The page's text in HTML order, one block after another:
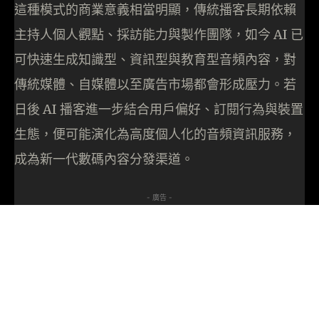
這種模式的商業意義相當明顯，傳統播客長期依賴
主持人個人觀點、採訪能力與製作團隊，如今 AI 已
可快速生成知識型、資訊型與教育型音頻內容，對
傳統媒體、自媒體以至廣告市場都會形成壓力。若
日後 AI 播客進一步結合用戶偏好、訂閱行為與裝置
生態，便可能演化為高度個人化的音頻資訊服務，
成為新一代數碼內容分發渠道。
- 廣告 -